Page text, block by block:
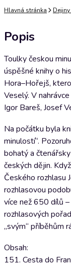
Hlavná stránka
Popis
Toulky českou
úspěšné knihy o
Hora–Hořejš,
Veselý. V
Igor Bareš, Josef
Na počátku byla
minulostí“.
bohatý a
českých dějin.
Českého rozhlasu
rozhlasovou
více než 650 dílů
rozhlasových
„svým“ příběhům
Obsah:
151. Cesta do